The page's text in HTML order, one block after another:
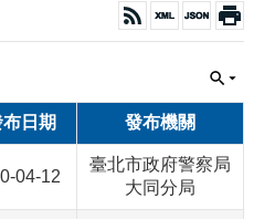
日期 發布機關
04-12
臺北市政府警察局
大同分局